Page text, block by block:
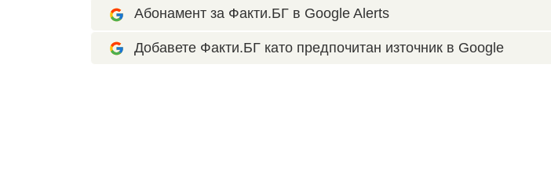
Абонамент за Факти.БГ в Google Alerts
Добавете Факти.БГ като предпочитан източник в Google